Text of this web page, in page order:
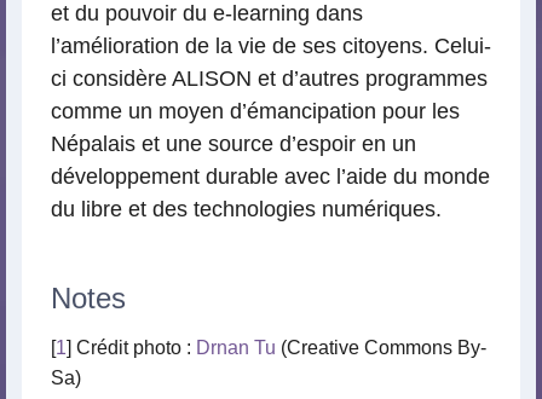
et du pouvoir du e-learning dans
l’amélioration de la vie de ses citoyens. Celui-
ci considère ALISON et d’autres programmes
comme un moyen d’émancipation pour les
Népalais et une source d’espoir en un
développement durable avec l’aide du monde
du libre et des technologies numériques.
Notes
[1] Crédit photo : Drnan Tu (Creative Commons By-
Sa)